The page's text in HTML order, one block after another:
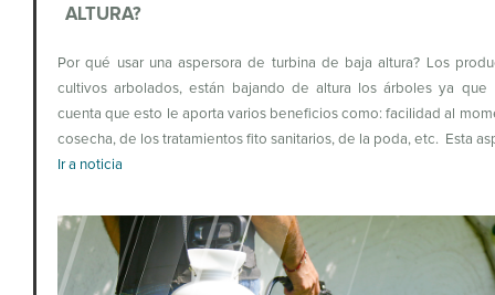
ALTURA?
Por qué usar una aspersora de turbina de baja altura? Los
cultivos arbolados, están bajando de altura los árboles ya que
cuenta que esto le aporta varios beneficios como: facilidad al
cosecha, de los tratamientos fito sanitarios, de la poda, etc. Esta
Ir a noticia